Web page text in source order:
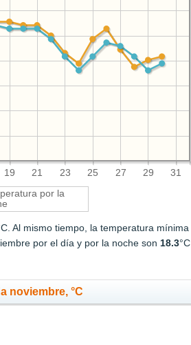
19 21 23 25 27 29 31
por la
Al mismo tiempo, la temperatura mínima
por el día y por la noche son18.3°C
noviembre, °C